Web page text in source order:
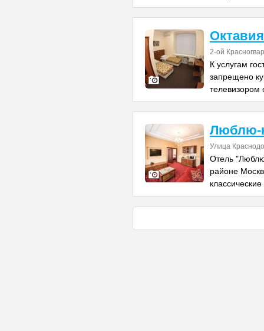
Октавия
2-oй
К услугам
запрещено
телевизором
Люблю-
Улица
Отель
районе